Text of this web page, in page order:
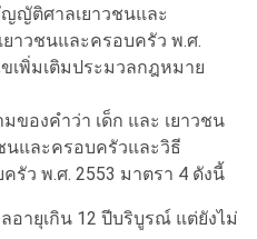
ญัติศาลเยาวชนและ
าวชนและครอบครัว พ.ศ.
เพิ่มเติมประมวลกฎหมาย
องคำว่า เด็ก และ เยาวชน
และครอบครัวและวิธี
ว พ.ศ. 2553 มาตรา 4 ดังนี้
อายุเกิน 12 ปีบริบูรณ์ แต่ยังไม่